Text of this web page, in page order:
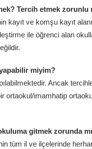
Tercih etmek zorunlu
kayıt ve komşu kayıt
ile öğrenci alan
miyim?
Ancak
ortaokul/imamhatip
gitmek zorunda
tüm il ve ilçelerinde